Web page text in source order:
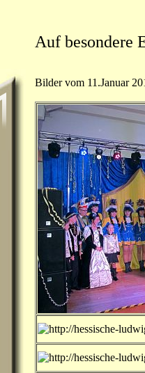
Auf besondere
Bilder vom 11.Januar